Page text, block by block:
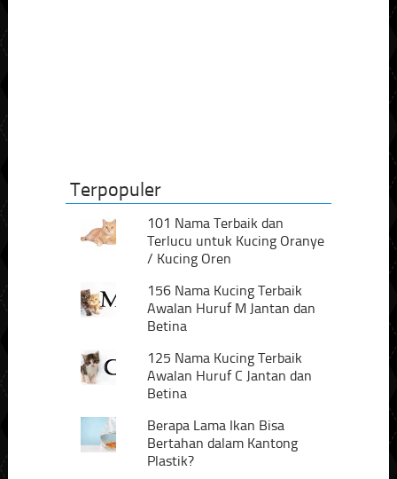
Terpopuler
101 Nama Terbaik dan
Terlucu untuk Kucing Oranye
/ Kucing Oren
156 Nama Kucing Terbaik
Awalan Huruf M Jantan dan
Betina
125 Nama Kucing Terbaik
Awalan Huruf C Jantan dan
Betina
Berapa Lama Ikan Bisa
Bertahan dalam Kantong
Plastik?